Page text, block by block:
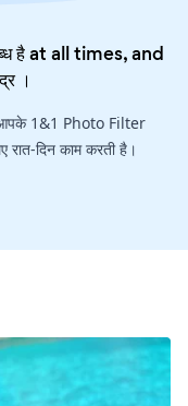
है at all times, and
।
आपके 1&1 Photo Filter
दिन काम करती है।